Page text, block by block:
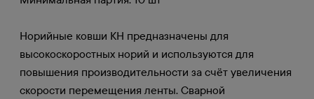
Норийные ковши КН предназначены для
высокоскоростных норий и используются для
повышения производительности за счёт увеличения
скорости перемещения ленты. Сварной